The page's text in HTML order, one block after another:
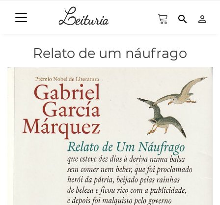
search person_outline
Relato de um náufrago